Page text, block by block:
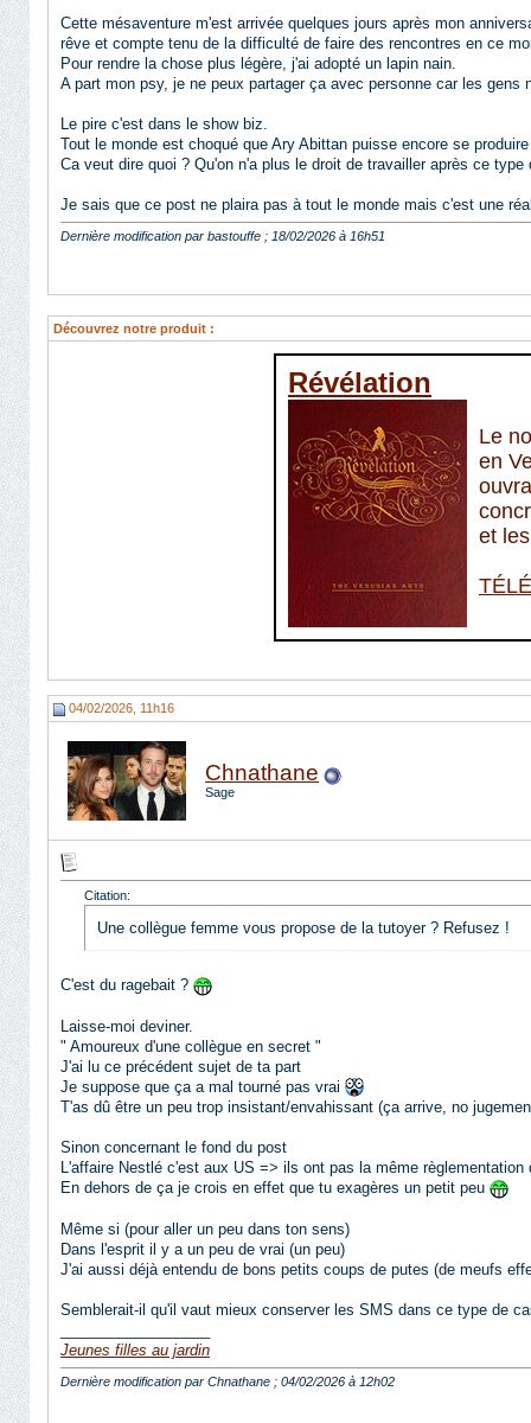
Cette mésaventure m'est arrivée quelques jours après mon
rêve et compte tenu de la difficulté de faire des rencontres en ce
Pour rendre la chose plus légère, j'ai adopté un lapin nain.
A part mon psy, je ne peux partager ça avec personne car les
Le pire c'est dans le show biz.
Tout le monde est choqué que Ary Abittan puisse encore se
Ca veut dire quoi ? Qu'on n'a plus le droit de travailler après ce type
Je sais que ce post ne plaira pas à tout le monde mais c'est une
Dernière modification par bastouffe ; 18/02/2026 à 16h51
Découvrez notre produit :
04/02/2026, 11h16
Chnathane
Sage
Citation:
Une collègue femme vous propose de la tutoyer ? Refusez !
C'est du ragebait ?
Laisse-moi deviner.
" Amoureux d'une collègue en secret "
J'ai lu ce précédent sujet de ta part
Je suppose que ça a mal tourné pas vrai
T'as dû être un peu trop insistant/envahissant (ça arrive, no
Sinon concernant le fond du post
L'affaire Nestlé c'est aux US => ils ont pas la même
En dehors de ça je crois en effet que tu exagères un petit peu
Même si (pour aller un peu dans ton sens)
Dans l'esprit il y a un peu de vrai (un peu)
J'ai aussi déjà entendu de bons petits coups de putes (de meufs
Semblerait-il qu'il vaut mieux conserver les SMS dans ce type de
Jeunes filles au jardin
Dernière modification par Chnathane ; 04/02/2026 à 12h02